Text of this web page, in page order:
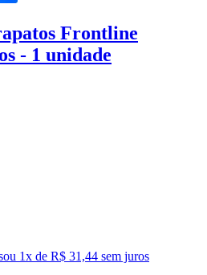
Frontline
- 1 unidade
ou 1x de R$ 31,44 sem juros